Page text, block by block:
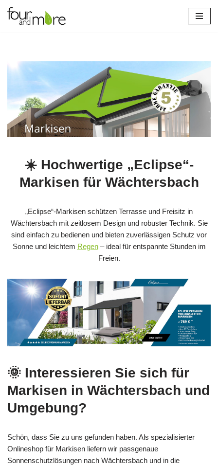
Zum
☀️ Hochwertige „Eclipse“-
Markisen für Wächtersbach
„Eclipse“-Markisen schützen Terrasse und Freisitz in
Wächtersbach mit zeitlosem Design und robuster Technik. Sie
sind einfach zu bedienen und bieten zuverlässigen Schutz vor
Sonne und leichtem Regen– ideal für entspannte Stunden im
Freien.
🌞 Interessieren Sie sich für
Markisen in Wächtersbach und
Umgebung?
Schön, dass Sie zu uns gefunden haben. Als spezialisierter
Onlineshop für Markisen liefern wir passgenaue
Sonnenschutzlösungen nach Wächtersbach und in die